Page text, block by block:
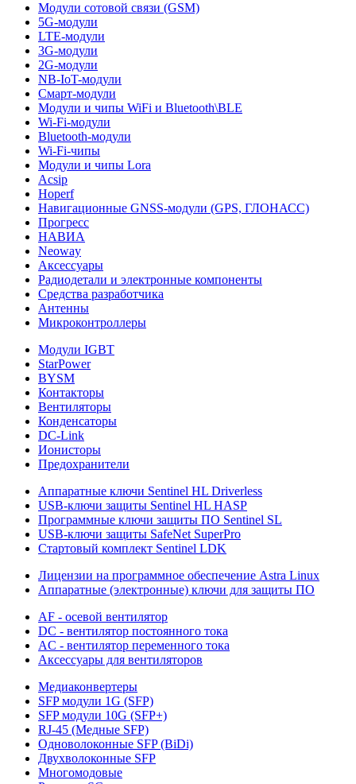
Модули сотовой связи (GSM)
5G-модули
LTE-модули
3G-модули
2G-модули
NB-IoT-модули
Смарт-модули
Модули и чипы WiFi и Bluetooth\BLE
Wi-Fi-модули
Bluetooth-модули
Wi-Fi-чипы
Модули и чипы Lora
Acsip
Hoperf
Навигационные GNSS-модули (GPS, ГЛОНАСС)
Прогресс
НАВИА
Neoway
Аксессуары
Радиодетали и электронные компоненты
Средства разработчика
Антенны
Микроконтроллеры
Модули IGBT
StarPower
BYSM
Контакторы
Вентиляторы
Конденсаторы
DC-Link
Ионисторы
Предохранители
Аппаратные ключи Sentinel HL Driverless
USB-ключи защиты Sentinel HL HASP
Программные ключи защиты ПО Sentinel SL
USB-ключи защиты SafeNet SuperPro
Стартовый комплект Sentinel LDK
Лицензии на программное обеспечение Astra Linux
Аппаратные (электронные) ключи для защиты ПО
AF - осевой вентилятор
DC - вентилятор постоянного тока
AC - вентилятор переменного тока
Аксессуары для вентиляторов
Медиаконвертеры
SFP модули 1G (SFP)
SFP модули 10G (SFP+)
RJ-45 (Медные SFP)
Одноволоконные SFP (BiDi)
Двухволоконные SFP
Многомодовые